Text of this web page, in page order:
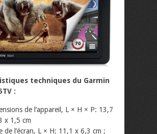
techniques du Garmin
:
de l’appareil, L × H × P: 13,7
x 1,5 cm
de l’écran, L × H: 11,1 x 6,3 cm ;